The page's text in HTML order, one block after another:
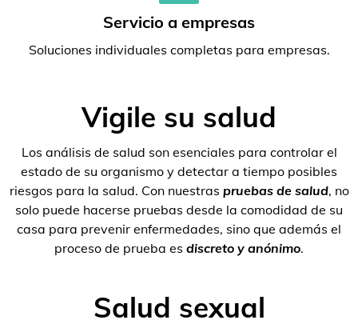
Servicio a empresas
Soluciones individuales completas para empresas.
Vigile su salud
Los análisis de salud son esenciales para controlar el
estado de su organismo y detectar a tiempo posibles
riesgos para la salud. Con nuestras pruebas de salud, no
solo puede hacerse pruebas desde la comodidad de su
casa para prevenir enfermedades, sino que además el
proceso de prueba es discreto y anónimo.
Salud sexual